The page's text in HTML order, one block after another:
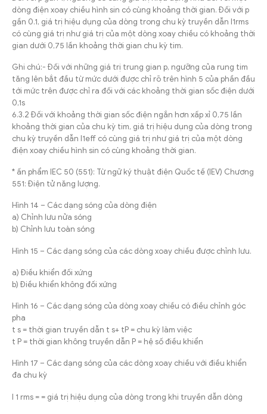
dòng điện xoay chiều hình sin có cùng khoảng thời gian. Đối với p
gần 0.1, giá trị hiệu dụng của dòng trong chu kỳ truyền dẫn I1rms
có cùng giá trị như giá trị của một dòng xoay chiều có khoảng thời
gian dưới 0,75 lần khoảng thời gian chu kỳ tim.
Ghi chú:- Đối với những giá trị trung gian p, ngưỡng của rung tim
tăng lên bắt đầu từ mức dưới được chỉ rõ trên hình 5 của phần đầu
tới mức trên được chỉ ra đối với các khoảng thời gian sốc điện dưới
0,1s
6.3.2 Đối với khoảng thời gian sốc điện ngắn hơn xấp xỉ 0,75 lần
khoảng thời gian của chu kỳ tim, giá trị hiệu dụng của dòng trong
chu kỳ truyền dẫn I1eff có cùng giá trị như giá trị của một dòng
điện xoay chiều hình sin có cùng khoảng thời gian.
* ấn phẩm IEC 50 (551): Từ ngữ ký thuật điện Quốc tế (IEV) Chương
551: Điện tử năng lượng.
Hình 14 – Các dạng sóng của dòng điện
a) Chỉnh lưu nửa sóng
b) Chỉnh lưu toàn sóng
Hình 15 – Các dạng sóng của các dòng xoay chiều được chỉnh lưu.
a) Điều khiển đối xứng
b) Điều khiển không đối xứng
Hình 16 – Các dạng sóng của dòng xoay chiều có điều chỉnh góc
pha
t s = thời gian truyền dẫn t s+ tP = chu kỳ làm việc
t P = thời gian không truyền dẫn P = hệ số điều khiển
Hình 17 – Các dạng sóng của các dòng xoay chiều với điều khiển
đa chu kỳ
I 1 rms = = giá trị hiệu dụng của dòng trong khi truyền dẫn dòng